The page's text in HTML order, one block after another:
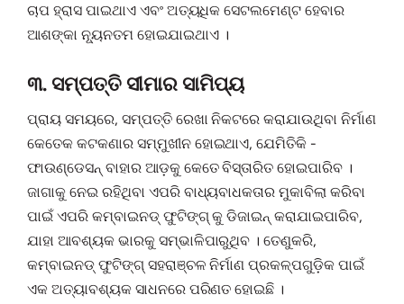
ଚାପ ହ୍ରାସ ପାଇଥାଏ ଏବଂ ଅତ୍ୟଧିକ ସେଟଲମେଣ୍ଟ ହେବାର
ଆଶଙ୍କା ନ୍ୟୂନତମ ହୋଇଯାଇଥାଏ ।
୩. ସମ୍ପତ୍ତି ସୀମାର ସାମିପ୍ୟ
ପ୍ରାୟ ସମୟରେ, ସମ୍ପତ୍ତି ରେଖା ନିକଟରେ କରାଯାଉଥିବା ନିର୍ମାଣ
କେତେକ କଟକଣାର ସମ୍ମୁଖୀନ ହୋଇଥାଏ, ଯେମିତିକି -
ଫାଉଣ୍ଡେସନ୍ ବାହାର ଆଡ଼କୁ କେତେ ବିସ୍ତାରିତ ହୋଇପାରିବ ।
ଜାଗାକୁ ନେଇ ରହିଥିବା ଏପରି ବାଧ୍ୟବାଧକତାର ମୁକାବିଲା କରିବା
ପାଇଁ ଏପରି କମ୍ବାଇନଡ୍ ଫୁଟିଙ୍ଗ୍ କୁ ଡିଜାଇନ୍ କରାଯାଇପାରିବ,
ଯାହା ଆବଶ୍ୟକ ଭାରକୁ ସମ୍ଭାଳିପାରୁଥିବ । ତେଣୁକରି,
କମ୍ବାଇନଡ୍ ଫୁଟିଙ୍ଗ୍ ସହରାଞ୍ଚଳ ନିର୍ମାଣ ପ୍ରକଳ୍ପଗୁଡ଼ିକ ପାଇଁ
ଏକ ଅତ୍ୟାବଶ୍ୟକ ସାଧନରେ ପରିଣତ ହୋଇଛି ।